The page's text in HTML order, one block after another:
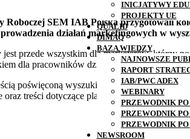
INICJATYWY
PROJEKTY UE
QUALID
DIMAQ
BAZA WIEDZY
NAJNOWSZE
RAPORT
IAB/PWC ADEX
WEBINARY
PRZEWODNIK PO
PRZEWODNIK PO
PRZEWODNIK
NEWSROOM
Roboczej SEM IAB Polska przygotowali
działań marketingowych w
jest przede wszystkim dla marketerów, którzy
dla pracowników działów marketingu i
poświęconą wyszukiwarce Google,
treści dotyczące planowania,